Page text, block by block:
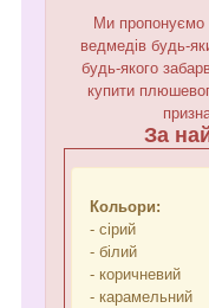
Ми
ведмедів будь-
будь-якого
купити
За
Кольори:
- сірий
- білий
- коричневий
- карамельний